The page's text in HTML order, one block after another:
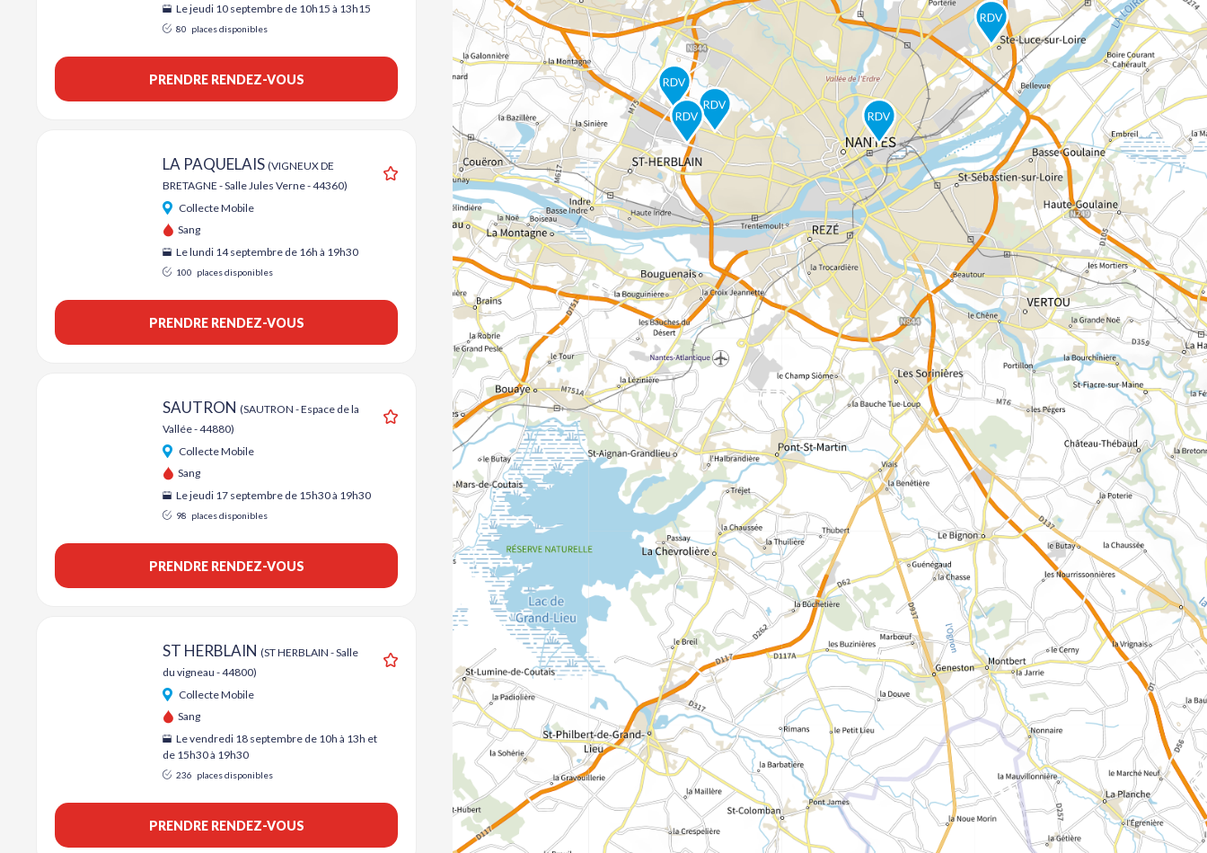
Le jeudi 10 septembre de 10h15 à 13h15
80 places disponibles
PRENDRE RENDEZ-VOUS
LA PAQUELAIS (VIGNEUX DE
BRETAGNE - Salle Jules Verne - 44360)
Ajouter aux favoris
Collecte Mobile
Sang
Le lundi 14 septembre de 16h à 19h30
100 places disponibles
PRENDRE RENDEZ-VOUS
SAUTRON (SAUTRON - Espace de la
Vallée - 44880)
Ajouter aux favoris
Collecte Mobile
Sang
Le jeudi 17 septembre de 15h30 à 19h30
98 places disponibles
PRENDRE RENDEZ-VOUS
ST HERBLAIN (ST HERBLAIN - Salle
du vigneau - 44800)
Ajouter aux favoris
Collecte Mobile
Sang
Le vendredi 18 septembre de 10h à 13h et
de 15h30 à 19h30
236 places disponibles
PRENDRE RENDEZ-VOUS